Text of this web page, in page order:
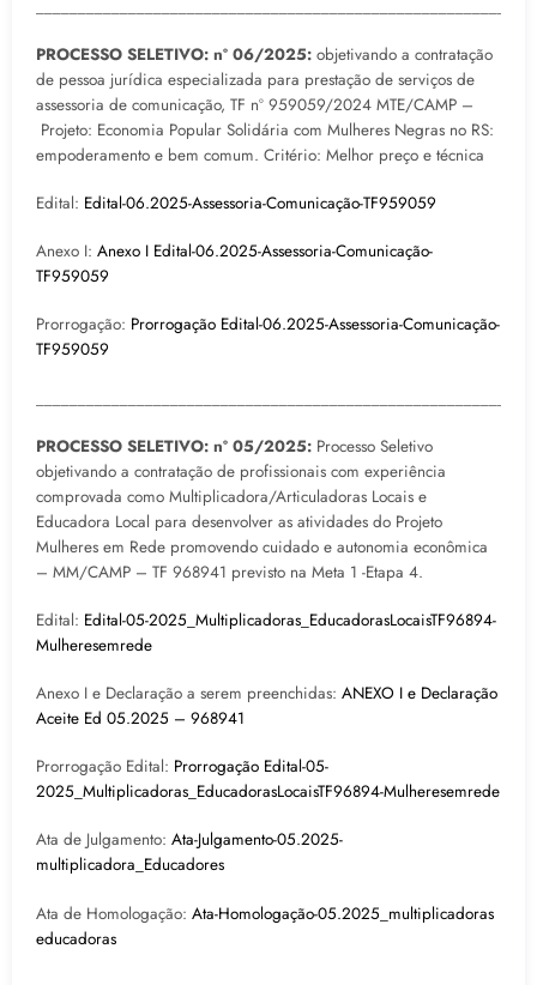
PROCESSO SELETIVO: nº 06/2025: objetivando a contratação
de pessoa jurídica especializada para prestação de serviços de
assessoria de comunicação, TF nº 959059/2024 MTE/CAMP –
Projeto: Economia Popular Solidária com Mulheres Negras no RS:
empoderamento e bem comum. Critério: Melhor preço e técnica
Edital: Edital-06.2025-Assessoria-Comunicação-TF959059
Anexo I: Anexo I Edital-06.2025-Assessoria-Comunicação-
TF959059
Prorrogação: Prorrogação Edital-06.2025-Assessoria-Comunicação-
TF959059
PROCESSO SELETIVO: nº 05/2025: Processo Seletivo
objetivando a contratação de profissionais com experiência
comprovada como Multiplicadora/Articuladoras Locais e
Educadora Local para desenvolver as atividades do Projeto
Mulheres em Rede promovendo cuidado e autonomia econômica
– MM/CAMP – TF 968941 previsto na Meta 1 -Etapa 4.
Edital: Edital-05-2025_Multiplicadoras_EducadorasLocaisTF96894-
Mulheresemrede
Anexo I e Declaração a serem preenchidas: ANEXO I e Declaração
Aceite Ed 05.2025 – 968941
Prorrogação Edital: Prorrogação Edital-05-
2025_Multiplicadoras_EducadorasLocaisTF96894-Mulheresemrede
Ata de Julgamento: Ata-Julgamento-05.2025-
multiplicadora_Educadores
Ata de Homologação: Ata-Homologação-05.2025_multiplicadoras
educadoras